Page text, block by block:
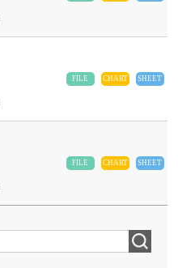
SHEET
CHART
FILE
SHEET
CHART
FILE